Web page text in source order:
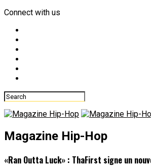
Connect with us
Magazine Hip-Hop
«Ran Outta Luck» : ThaFirst signe un